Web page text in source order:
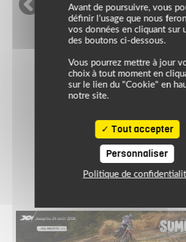
SHOEI
Casque NEOTEC 3
noir mat
(1)
Avant de poursuivre, vous
définir l’usage que nous
vos données en cliquant sur
des boutons ci-dessous.
Vous pourrez mettre à jour
choix à tout moment en
sur le lien du "Cookie" en
notre site.
Tout accepter
Personnaliser
Politique de